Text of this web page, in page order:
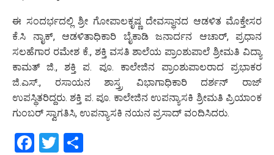
ಈ ಸಂದರ್ಭದಲ್ಲಿ ಶ್ರೀ ಗೋಪಾಲಕೃಷ್ಣ ದೇವಸ್ಥಾನದ ಆಡಳಿತ ಮೊಕ್ತೇಸರ
ಕೆ.ಸಿ ನಾೖಕ್‌, ಆಡಳಿತಾಧಿಕಾರಿ ಬೈಕಾಡಿ ಜನಾರ್ದನ ಆಚಾರ್, ಪ್ರಧಾನ
ಸಲಹೆಗಾರ ರಮೇಶ ಕೆ., ಶಕ್ತಿ ವಸತಿ ಶಾಲೆಯ ಪ್ರಾಂಶುಪಾಲೆ ಶ್ರೀಮತಿ ವಿದ್ಯಾ
ಕಾಮತ್ ಜಿ., ಶಕ್ತಿ ಪ. ಪೂ. ಕಾಲೇಜಿನ ಪ್ರಾಂಶುಪಾಲರಾದ ಪ್ರಭಾಕರ
ಜಿ.ಎಸ್., ರಸಾಯನ ಶಾಸ್ತ್ರ ವಿಭಾಗಾಧಿಕಾರಿ ದರ್ಶನ್ ರಾಜ್
ಉಪಸ್ಥಿತರಿದ್ದರು. ಶಕ್ತಿ ಪ. ಪೂ. ಕಾಲೇಜಿನ ಉಪನ್ಯಾಸಕಿ ಶ್ರೀಮತಿ ಪ್ರಿಯಾಂಕ
ಗುಂಬರ್ ಸ್ವಾಗತಿಸಿ, ಉಪನ್ಯಾಸಕಿ ನಯನ ಪ್ರಸಾದ್ ವಂದಿಸಿದರು.
Facebook
Twitter